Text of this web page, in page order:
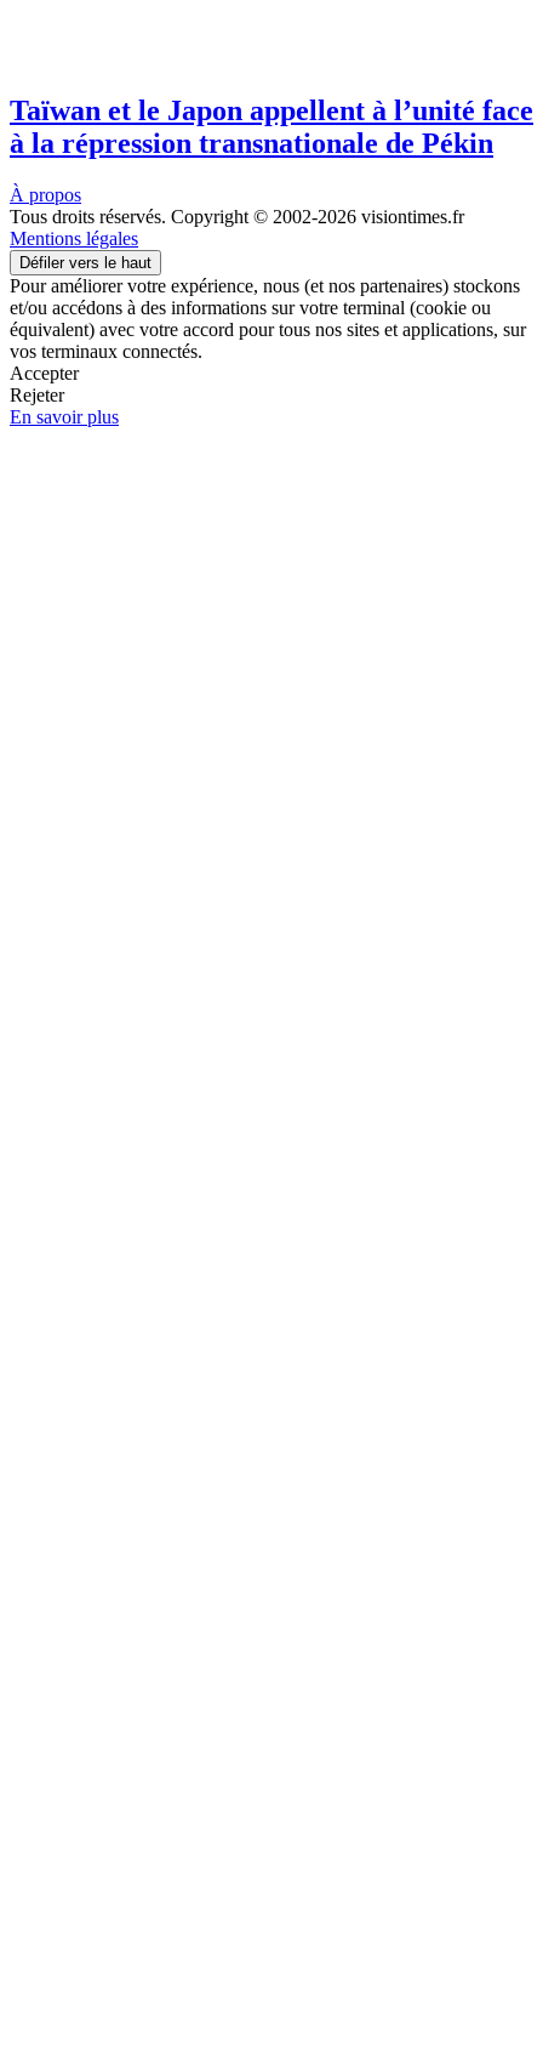
Taïwan et le Japon appellent à l’unité face
à la répression transnationale de Pékin
À propos
Tous droits réservés. Copyright © 2002-2026 visiontimes.fr
Mentions légales
Défiler vers le haut
Pour améliorer votre expérience, nous (et nos partenaires) stockons
et/ou accédons à des informations sur votre terminal (cookie ou
équivalent) avec votre accord pour tous nos sites et applications, sur
vos terminaux connectés.
Accepter
Rejeter
En savoir plus